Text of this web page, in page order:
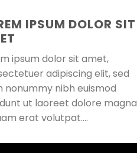
IPSUM DOLOR SIT
ipsum dolor sit amet,
adipiscing elit, sed
nonummy nibh euismod
ut laoreet dolore magna
erat volutpat….